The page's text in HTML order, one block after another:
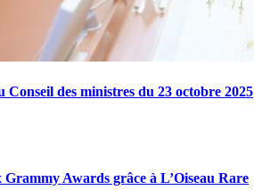
des ministres du 23 octobre 2025
Awards grâce à L’Oiseau Rare